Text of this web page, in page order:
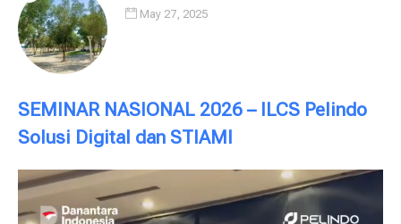
May 27, 2025
SEMINAR NASIONAL 2026 – ILCS Pelindo
Solusi Digital dan STIAMI